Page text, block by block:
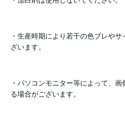
・生産時期により若干の色ブレや
ざいます。
・パソコンモニター等によって、
る場合がございます。